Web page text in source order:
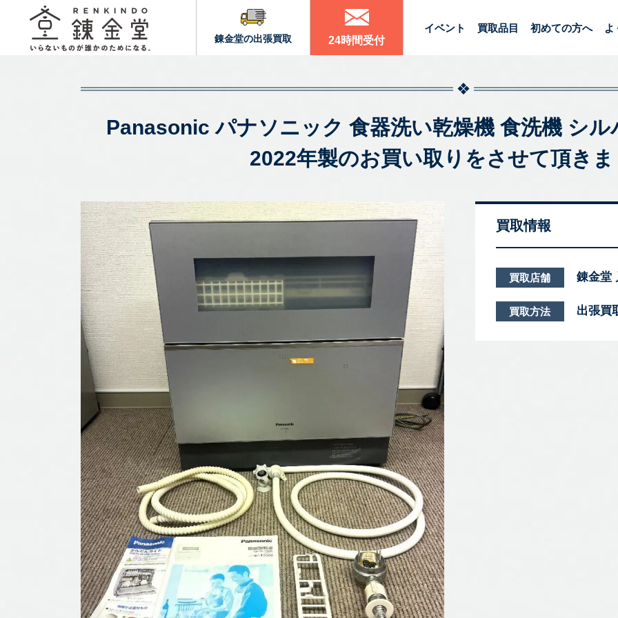
錬金堂の出張買取 24時間受付
イベント 買取品目 初めての方へ よ
Panasonic パナソニック 食器洗い乾燥機 食洗機 シル
2022年製のお買い取りをさせて頂き
買取情報
買取店舗 錬金堂
買取方法 出張買